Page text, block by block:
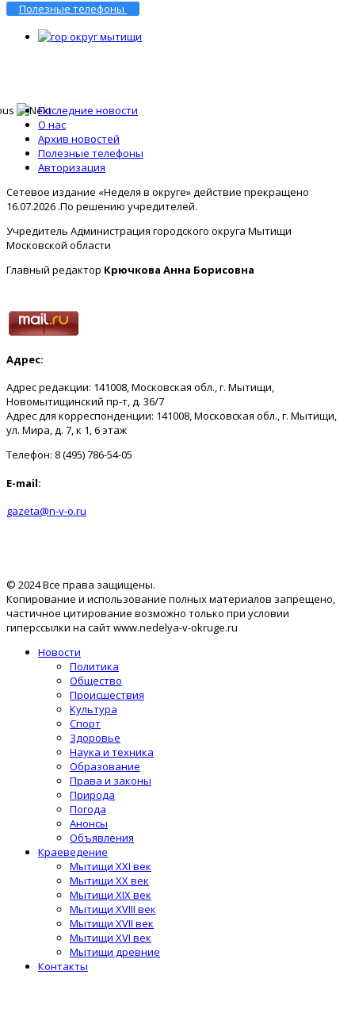
Полезные телефоны
Последние новости
О нас
Архив новостей
Полезные телефоны
Авторизация
Сетевое издание «Неделя в округе» действие прекращено
16.07.2026 .По решению учредителей.
Учредитель Администрация городского округа Мытищи
Московской области
Главный редактор Крючкова Анна Борисовна
Адрес:
Адрес редакции: 141008, Московская обл., г. Мытищи,
Новомытищинский пр-т, д. 36/7
Адрес для корреспонденции: 141008, Московская обл., г. Мытищи,
ул. Мира, д. 7, к 1, 6 этаж
Телефон: 8 (495) 786-54-05
E-mail:
gazeta@n-v-o.ru
© 2024 Все права защищены.
Копирование и использование полных материалов запрещено,
частичное цитирование возможно только при условии
гиперссылки на сайт www.nedelya-v-okruge.ru
Новости
Политика
Общество
Происшествия
Культура
Спорт
Здоровье
Наука и техника
Образование
Права и законы
Природа
Погода
Анонсы
Объявления
Краеведение
Мытищи XXI век
Мытищи XX век
Мытищи XIX век
Мытищи XVIII век
Мытищи XVII век
Мытищи XVI век
Мытищи древние
Контакты